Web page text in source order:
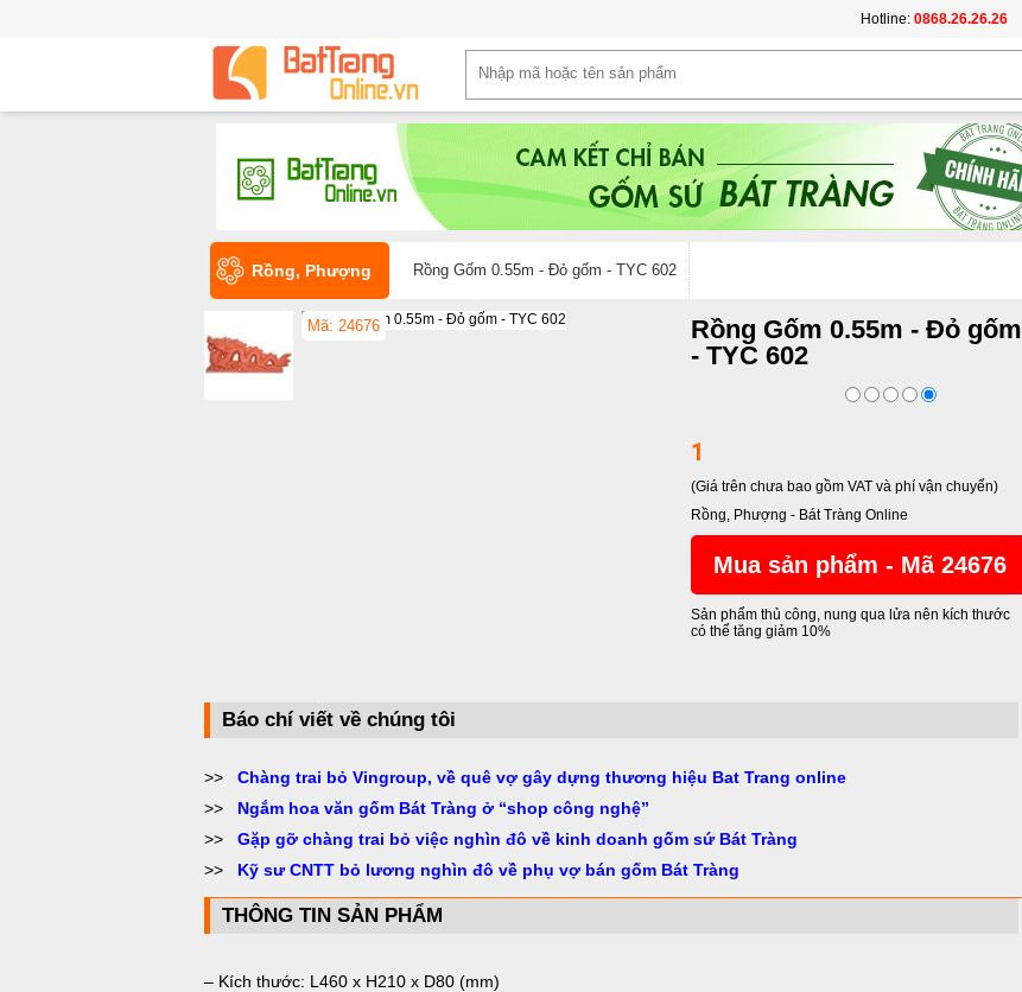
Hotline: 0868.26.26.26
Rồng, Phượng Rồng Gốm 0.55m - Đỏ gốm - TYC 602
Mã: 24676
Rồng Gốm 0.55m - Đỏ gốm
- TYC 602
1
(Giá trên chưa bao gồm VAT và phí vận chuyển)
Rồng, Phượng - Bát Tràng Online
Mua sản phẩm - Mã 24676
Sản phẩm thủ công, nung qua lửa nên kích thước
có thể tăng giảm 10%
Báo chí viết về chúng tôi
>> Chàng trai bỏ Vingroup, về quê vợ gây dựng thương hiệu Bat Trang online
>> Ngắm hoa văn gốm Bát Tràng ở “shop công nghệ”
>> Gặp gỡ chàng trai bỏ việc nghìn đô về kinh doanh gốm sứ Bát Tràng
>> Kỹ sư CNTT bỏ lương nghìn đô về phụ vợ bán gốm Bát Tràng
THÔNG TIN SẢN PHẨM
– Kích thước: L460 x H210 x D80 (mm)